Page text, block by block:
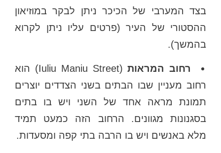
בצד המערבי של הכיכר ניתן לבקר במוזיאון
ההסטורי של העיר (פרטים עליו ניתן לקרוא
בהמשך).
רחוב המראות
(Iuliu Maniu Street‬) הוא
רחוב מעניין שבו הבתים בשני הצדדים יוצרים
תמונת מראה אחד של השני ויש בו בתים
בסגנונות מגוונים. הרחוב הזה כמעט תמיד
מלא באנשים ויש בו הרבה בתי קפה ומסעדות.